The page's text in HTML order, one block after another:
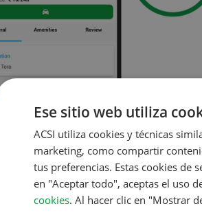
Ese sitio web utiliza
ACSI utiliza cookies y técnicas
marketing, como compartir
tus preferencias. Estas cookies de
en "Aceptar todo", aceptas el uso
cookies. Al hacer clic en "Mostrar